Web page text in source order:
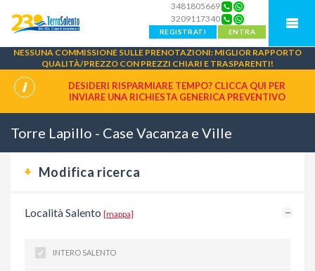
3481805669
3209117340
REGISTRATI ENTRA
NESSUNA COMMISSIONE SULLE PRENOTAZIONI: MIGLIOR RAPPORTO
QUALITÀ/PREZZO CON PREZZI CHIARI E TRASPARENTI!
DESIDERI RISPARMIARE TEMPO? CLICCA QUI PER
INVIARE UNA RICHIESTA GENERICA PREVENTIVO
Torre Lapillo - Case Vacanza e Ville
Modifica ricerca
Località Salento [mappa]
INTERO SALENTO